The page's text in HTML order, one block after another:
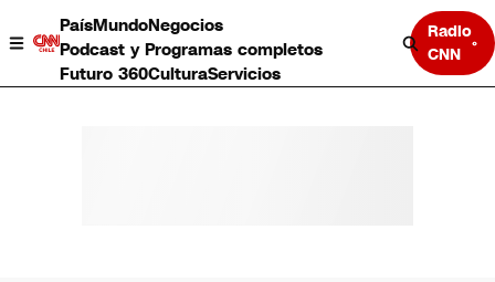
PaísMundoNegocios
Podcast y Programas completos
Futuro 360CulturaServicios
Radio
CNN